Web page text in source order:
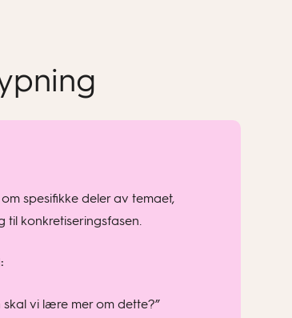
spesifikke deler av temaet,
til konkretiseringsfasen.
skal vi lære mer om dette?”